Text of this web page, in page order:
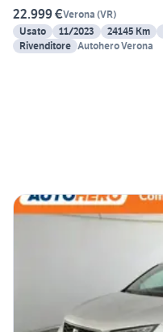
22.999 €Verona (VR)
Usato
11/2023 24145 Km
Rivenditore Autohero Verona